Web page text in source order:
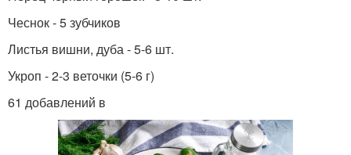
Чеснок - 5 зубчиков
Листья вишни, дуба - 5-6 шт.
Укроп - 2-3 веточки (5-6 г)
61 добавлений в